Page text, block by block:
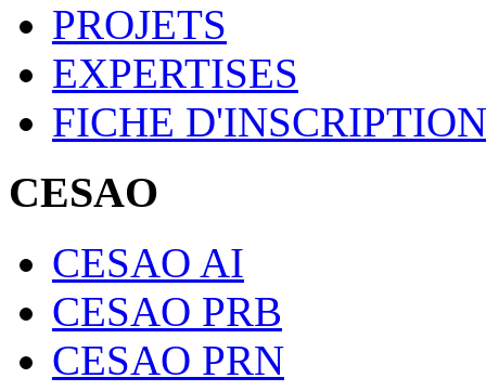
PROJETS
EXPERTISES
FICHE D'INSCRIPTION
CESAO
CESAO AI
CESAO PRB
CESAO PRN